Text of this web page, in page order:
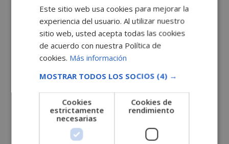
Mensaje
Este sitio web usa cookies para mejorar la
experiencia del usuario. Al utilizar nuestro
sitio web, usted acepta todas las cookies
de acuerdo con nuestra Política de
cookies. Más información
MOSTRAR TODOS LOS SOCIOS (4) →
Cookies
estrictamente
necesarias
Cookies de
rendimiento